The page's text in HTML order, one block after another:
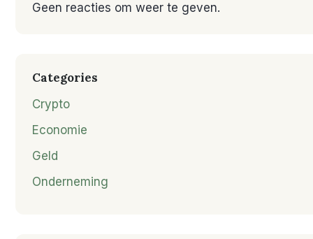
Geen reacties om weer te geven.
Categories
Crypto
Economie
Geld
Onderneming